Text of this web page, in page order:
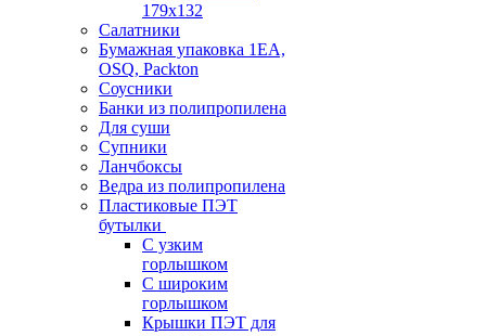
179х132
Салатники
Бумажная упаковка 1ЕА,
OSQ, Packton
Соусники
Банки из полипропилена
Для суши
Супники
Ланчбоксы
Ведра из полипропилена
Пластиковые ПЭТ
бутылки
С узким
горлышком
С широким
горлышком
Крышки ПЭТ для